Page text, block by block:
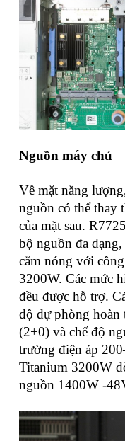
Nguồn máy chủ
Về mặt năng
nguồn có thể thay
của mặt sau.
bộ nguồn đa
cắm nóng với
3200W. Các mức
đều được hỗ trợ.
độ dự phòng
(2+0) và chế độ
trường điện áp
Titanium 3200W
nguồn 1400W -